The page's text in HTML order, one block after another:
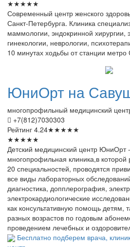
★★★★★
Современный центр женского
Санкт-Петербурга. Клиника
маммологии, эндокринной хирургии,
гинекологии, неврологии,
10 минутах ходьбы от станции
ЮниОрт на
многопрофильный медицинский
+7(812)7030303
Рейтинг 4.24★★★★★
★★★★★
Детский медицинский центр ЮниОрт
многопрофильная клиника,в
20 специальностей, проводятся
все виды лабораторных
диагностика, допплерография,
электрокардиологические
как консультативную помощь детям,
разных возрастов по годовым
проведением лечебных и
Бесплатно подберем врача,